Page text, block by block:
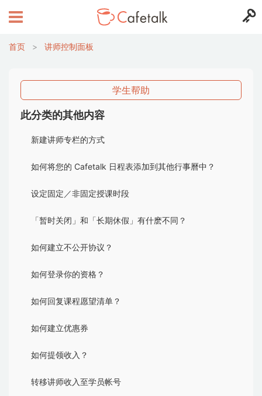
首页 > 讲师控制面板
学生帮助
此分类的其他内容
新建讲师专栏的方式
如何将您的 Cafetalk 日程表添加到其他行事曆中？
设定固定／非固定授课时段
「暂时关闭」和「长期休假」有什麽不同？
如何建立不公开协议？
如何登录你的资格？
如何回复课程愿望清单？
如何建立优惠券
如何提领收入？
转移讲师收入至学员帐号